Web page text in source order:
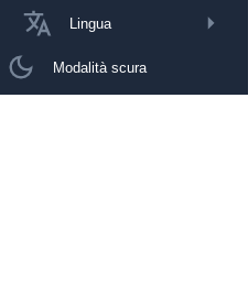
Lingua
Modalità scura